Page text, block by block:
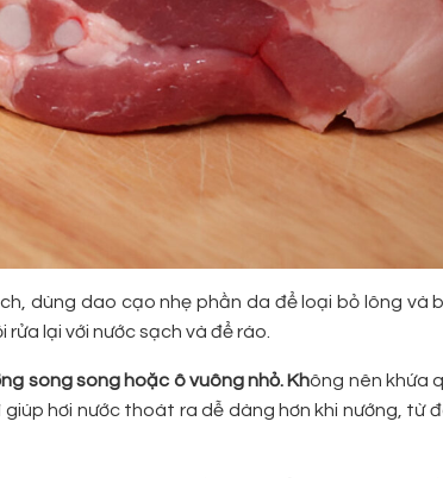
dùng dao cạo nhẹ phần da để loại bỏ lông và
lại với nước sạch và để ráo.
song song hoặc ô vuông nhỏ. Không nên khứa
hơi nước thoát ra dễ dàng hơn khi nướng, từ